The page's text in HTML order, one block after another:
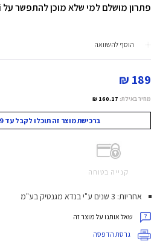
פתרון מושלם למי שלא מוכן להתפשר על Wi-Fi איכותי גם מחוץ לבית.
הוסף להשוואה
189 ₪
מחיר באילת: 160.17 ₪
ברכישת מוצר זה תוכלו לקבל עד 189 נקודות מועדון!
קנייה בטוחה
אחריות: 3 שנים ע"י בנדא מגנטיק בע"מ
שאל אותנו על מוצר זה
גרסת הדפסה